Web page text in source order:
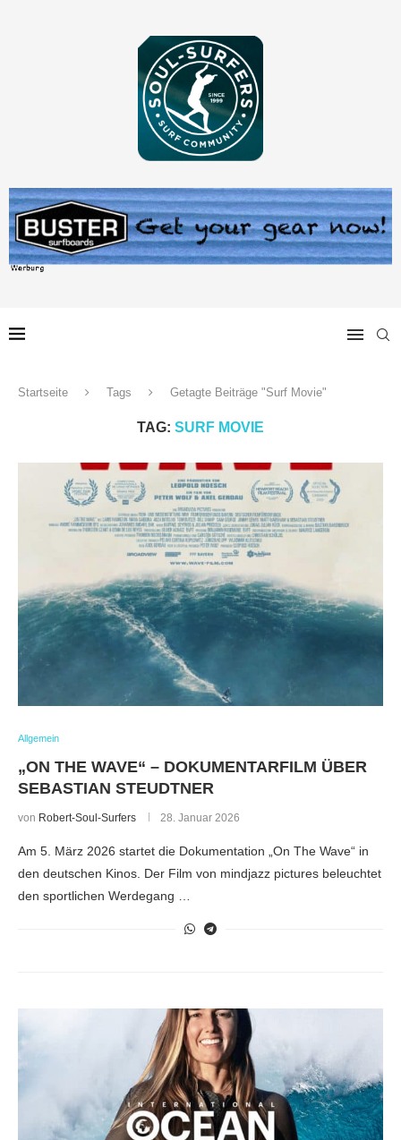
Startseite Tags Getagte Beiträge "Surf Movie"
TAG: SURF MOVIE
Allgemein
„ON THE WAVE“ – DOKUMENTARFILM ÜBER
SEBASTIAN STEUDTNER
von Robert-Soul-Surfers 28. Januar 2026
Am 5. März 2026 startet die Dokumentation „On The Wave“ in
den deutschen Kinos. Der Film von mindjazz pictures beleuchtet
den sportlichen Werdegang …